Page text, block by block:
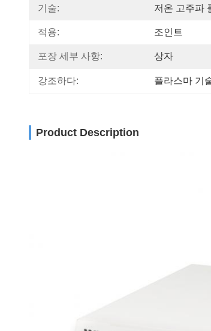
기술: 저온 고주파
적용: 조인트
포장 세부 사항: 상자
강조하다: 플라스마 기
Product Description